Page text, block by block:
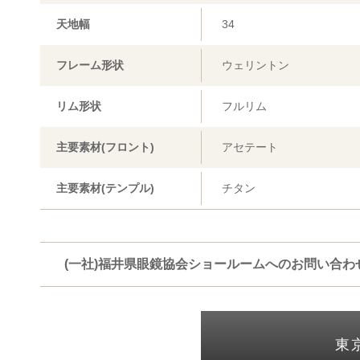
天地幅 34
フレーム形状 ウェリントン
リム形状 フルリム
主要素材(フロント) アセテート
主要素材(テンプル) チタン
(一社)福井県眼鏡協会ショールームへのお問い合わ
東